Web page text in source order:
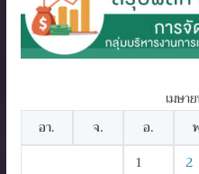
เมษา
อา.
จ. อ.
1
2